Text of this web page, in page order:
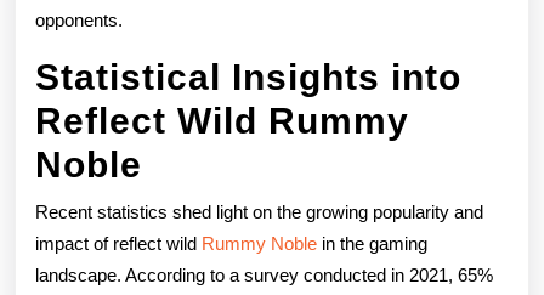
opponents.
Statistical Insights into
Reflect Wild Rummy
Noble
Recent statistics shed light on the growing popularity and
impact of reflect wild Rummy Noble in the gaming
landscape. According to a survey conducted in 2021, 65%